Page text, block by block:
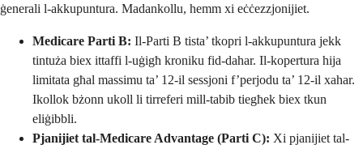
ġenerali l-akkupuntura. Madankollu, hemm xi eċċezzjonijiet.
Medicare Parti B: Il-Parti B tista’ tkopri l-akkupuntura jekk
tintuża biex ittaffi l-uġigħ kroniku fid-dahar. Il-kopertura hija
limitata għal massimu ta’ 12-il sessjoni f’perjodu ta’ 12-il xahar.
Ikollok bżonn ukoll li tirreferi mill-tabib tiegħek biex tkun
eliġibbli.
Pjanijiet tal-Medicare Advantage (Parti C): Xi pjanijiet tal-